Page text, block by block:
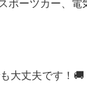
ーツカー、電
大丈夫です！🚚